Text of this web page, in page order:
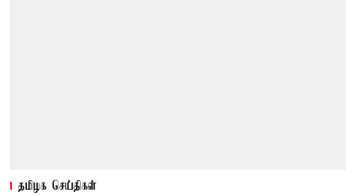
தமிழக செய்திகள்